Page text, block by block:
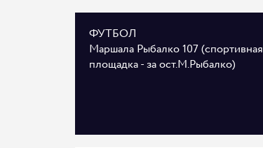
ФУТБОЛ
Маршала Рыбалко 107 (спортивная
площадка - за ост.М.Рыбалко)